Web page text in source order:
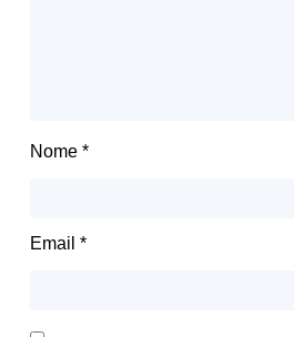
Nome *
Email *